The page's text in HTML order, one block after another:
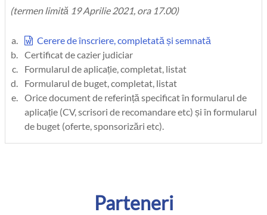
(termen limită 19 Aprilie 2021, ora 17.00)
Cerere de înscriere, completată și semnată
Certificat de cazier judiciar
Formularul de aplicație, completat, listat
Formularul de buget, completat, listat
Orice document de referință specificat în formularul de
aplicație (CV, scrisori de recomandare etc) și în formularul
de buget (oferte, sponsorizări etc).
Parteneri